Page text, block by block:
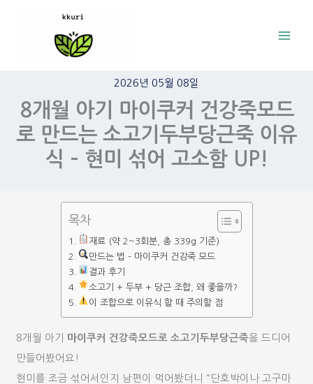
2026년 05월 08일
8개월 아기 마이쿠커 건강죽모드
로 만드는 소고기두부당근죽 이유
식 – 현미 섞어 고소함 UP!
목차
재료 (약 2~3회분, 총 339g 기준)
만드는 법 – 마이쿠커 건강죽 모드
결과 후기
소고기 + 두부 + 당근 조합, 왜 좋을까?
이 조합으로 이유식 할 때 주의할 점
8개월 아기 마이쿠커 건강죽모드로 소고기두부당근죽을 드디어
만들어봤어요!
현미를 조금 섞어서인지 남편이 먹어봤더니 “단호박이나 고구마